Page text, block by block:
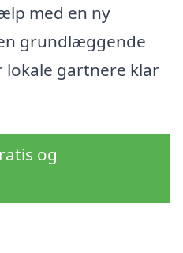
med en ny
grundlæggende
lokale gartnere klar
og